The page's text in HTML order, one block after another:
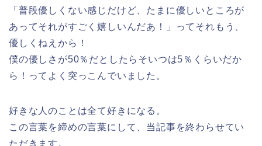
「普段優しくない感じだけど、たまに優しいところが
あってそれがすごく嬉しいんだあ！」ってそれもう、
優しくねえから！
僕の優しさが50％だとしたらそいつは5％くらいだか
ら！ってよく突っこんでいました。
好きな人のことは全て好きになる。
この言葉を締めの言葉にして、当記事を終わらせてい
ただきます。